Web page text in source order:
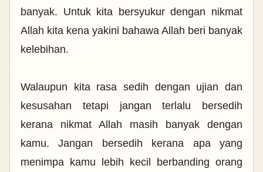
banyak. Untuk kita bersyukur dengan nikmat
Allah kita kena yakini bahawa Allah beri banyak
kelebihan.
Walaupun kita rasa sedih dengan ujian dan
kesusahan tetapi jangan terlalu bersedih
kerana nikmat Allah masih banyak dengan
kamu. Jangan bersedih kerana apa yang
menimpa kamu lebih kecil berbanding orang